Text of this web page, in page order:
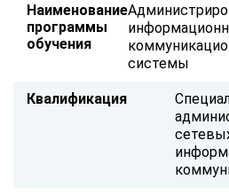
Наименование
программы
обучения
системы
Квалификация